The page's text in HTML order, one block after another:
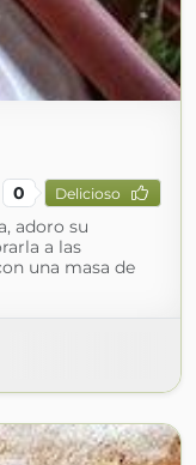
0 Delicioso
adoro su
a las
una masa de